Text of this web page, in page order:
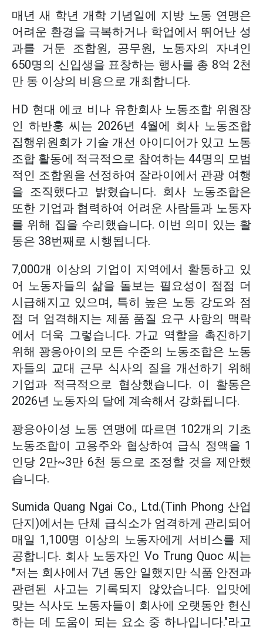
매년 새 학년 개학 기념일에 지방 노동 연맹은
어려운 환경을 극복하거나 학업에서 뛰어난 성
과를 거둔 조합원, 공무원, 노동자의 자녀인
650명의 신입생을 표창하는 행사를 총 8억 2천
만 동 이상의 비용으로 개최합니다.
HD 현대 에코 비나 유한회사 노동조합 위원장
인 하반훙 씨는 2026년 4월에 회사 노동조합
집행위원회가 기술 개선 아이디어가 있고 노동
조합 활동에 적극적으로 참여하는 44명의 모범
적인 조합원을 선정하여 잘라이에서 관광 여행
을 조직했다고 밝혔습니다. 회사 노동조합은
또한 기업과 협력하여 어려운 사람들과 노동자
를 위해 집을 수리했습니다. 이번 의미 있는 활
동은 38번째로 시행됩니다.
7,000개 이상의 기업이 지역에서 활동하고 있
어 노동자들의 삶을 돌보는 필요성이 점점 더
시급해지고 있으며, 특히 높은 노동 강도와 점
점 더 엄격해지는 제품 품질 요구 사항의 맥락
에서 더욱 그렇습니다. 가교 역할을 촉진하기
위해 꽝응아이의 모든 수준의 노동조합은 노동
자들의 교대 근무 식사의 질을 개선하기 위해
기업과 적극적으로 협상했습니다. 이 활동은
2026년 노동자의 달에 계속해서 강화됩니다.
꽝응아이성 노동 연맹에 따르면 102개의 기초
노동조합이 고용주와 협상하여 급식 정액을 1
인당 2만~3만 6천 동으로 조정할 것을 제안했
습니다.
Sumida Quang Ngai Co., Ltd.(Tinh Phong 산업
단지)에서는 단체 급식소가 엄격하게 관리되어
매일 1,100명 이상의 노동자에게 서비스를 제
공합니다. 회사 노동자인 Vo Trung Quoc 씨는
"저는 회사에서 7년 동안 일했지만 식품 안전과
관련된 사고는 기록되지 않았습니다. 입맛에
맞는 식사도 노동자들이 회사에 오랫동안 헌신
하는 데 도움이 되는 요소 중 하나입니다."라고